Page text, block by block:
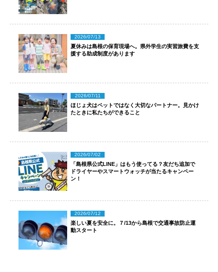
2026/07/13
夏休みは島根の保育現場へ。県外学生の実習旅費を支
援する助成制度があります
2026/07/11
ほじょ犬はペットではなく大切なパートナー。見かけ
たときに私たちができること
2026/07/02
「島根県公式LINE」はもう使ってる？友だち追加で
ドライヤーやスマートウォッチが当たるキャンペー
ン！
2026/07/12
楽しい夏を安全に。７/13から島根で交通事故防止運
動スタート